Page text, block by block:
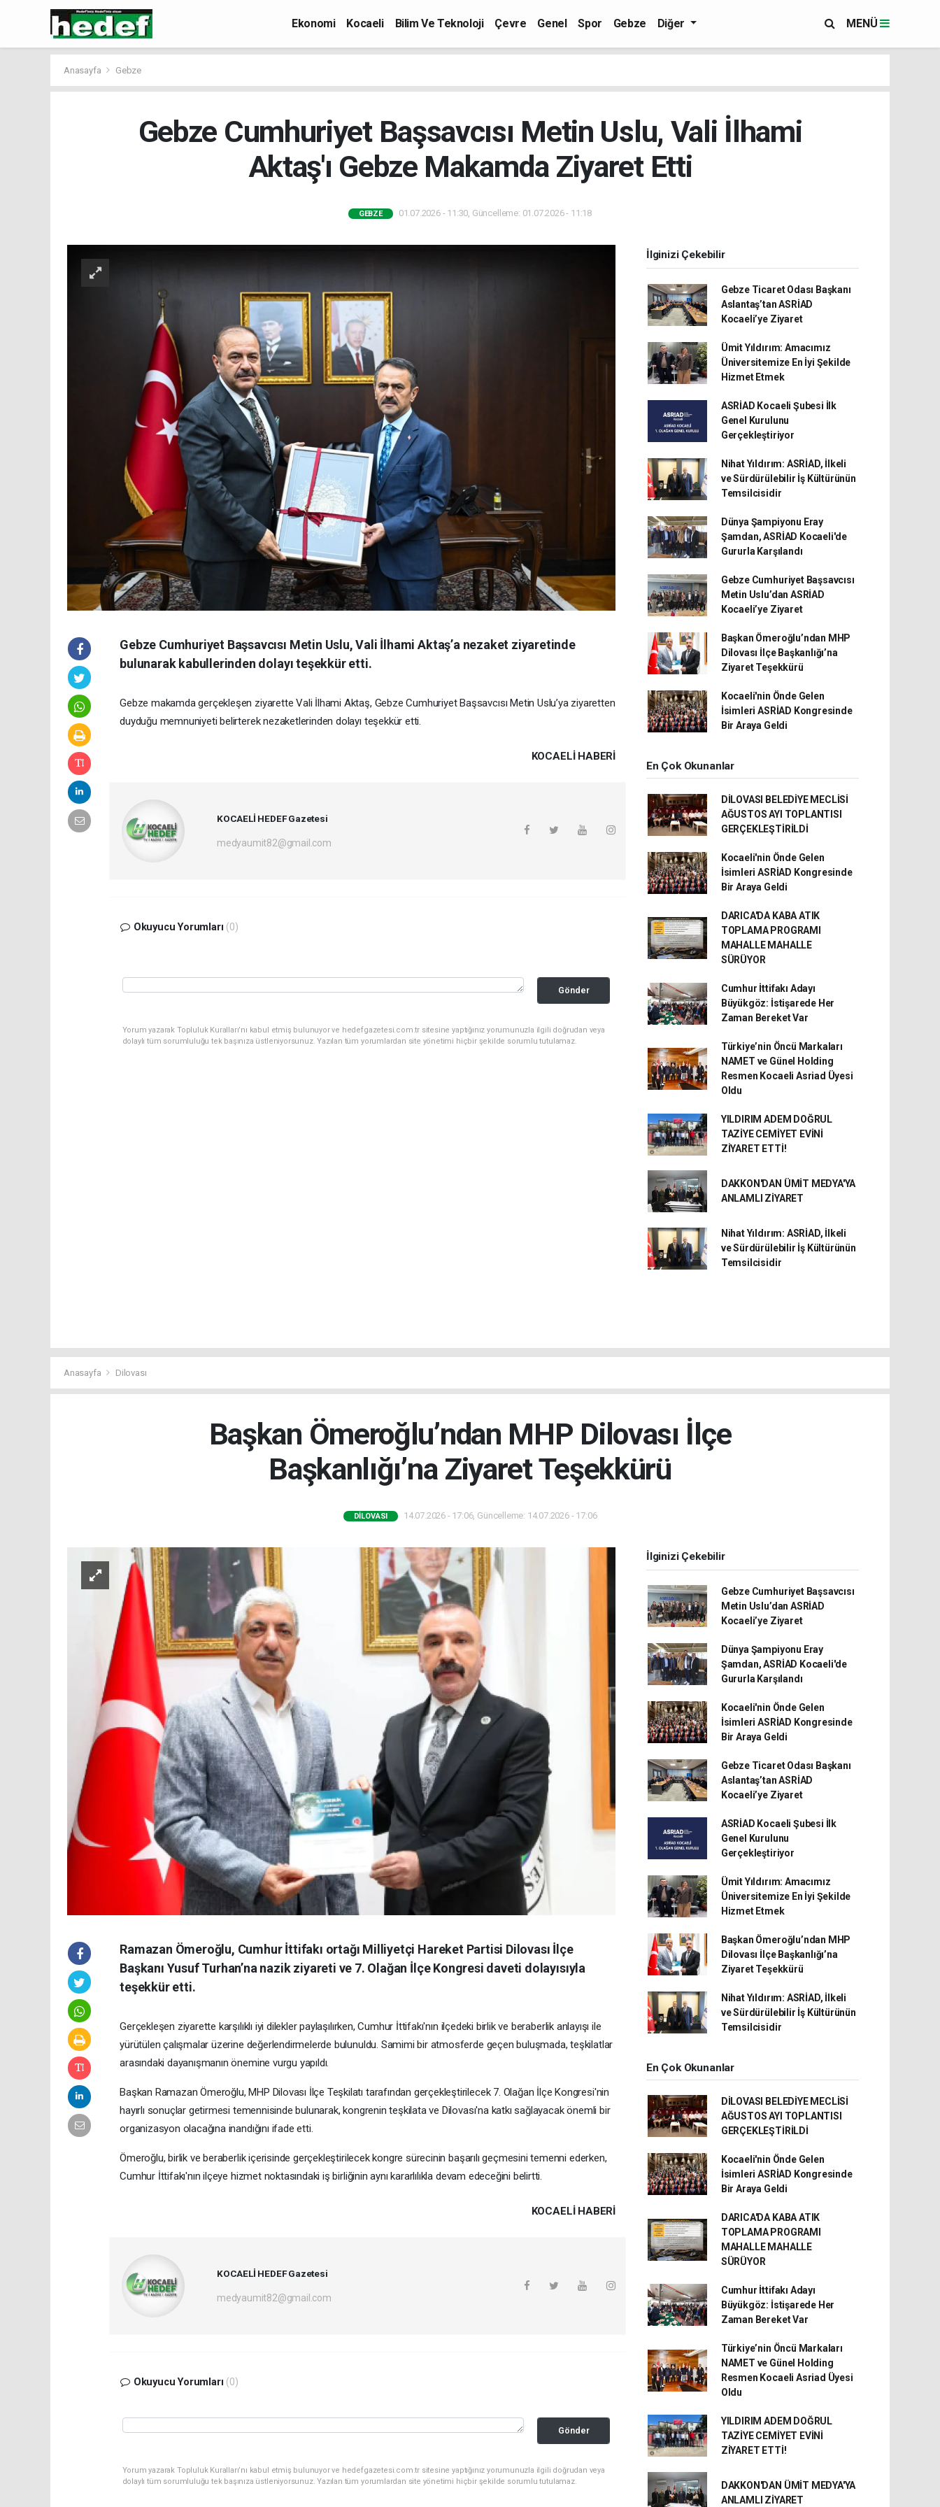
Ekonomi Kocaeli Bilim Ve Teknoloji Çevre Genel Spor Gebze Diğer MENÜ
Anasayfa Gebze
Gebze Cumhuriyet Başsavcısı Metin Uslu, Vali İlhami
Aktaş'ı Gebze Makamda Ziyaret Etti
GEBZE 01.07.2026 - 11:30, Güncelleme: 01.07.2026 - 11:18
Gebze Cumhuriyet Başsavcısı Metin Uslu, Vali İlhami Aktaş’a nezaket ziyaretinde
bulunarak kabullerinden dolayı teşekkür etti.
Gebze makamda gerçekleşen ziyarette Vali İlhami Aktaş, Gebze Cumhuriyet Başsavcısı Metin Uslu’ya ziyaretten
duyduğu memnuniyeti belirterek nezaketlerinden dolayı teşekkür etti.
KOCAELI HABERİ
KOCAELİ HEDEF Gazetesi
medyaumit82@gmail.com
Okuyucu Yorumları (0)
Gönder
Yorum yazarak Topluluk Kuralları’nı kabul etmiş bulunuyor ve hedefgazetesi.com.tr sitesine yaptığınız yorumunuzla ilgili doğrudan veya
dolaylı tüm sorumluluğu tek başınıza üstleniyorsunuz. Yazılan tüm yorumlardan site yönetimi hiçbir şekilde sorumlu tutulamaz.
İlginizi Çekebilir
Gebze Ticaret Odası Başkanı
Aslantaş’tan ASRİAD
Kocaeli’ye Ziyaret
Ümit Yıldırım: Amacımız
Üniversitemize En İyi Şekilde
Hizmet Etmek
ASRİAD Kocaeli Şubesi İlk
Genel Kurulunu
Gerçekleştiriyor
Nihat Yıldırım: ASRİAD, İlkeli
ve Sürdürülebilir İş Kültürünün
Temsilcisidir
Dünya Şampiyonu Eray
Şamdan, ASRİAD Kocaeli'de
Gururla Karşılandı
Gebze Cumhuriyet Başsavcısı
Metin Uslu’dan ASRİAD
Kocaeli’ye Ziyaret
Başkan Ömeroğlu’ndan MHP
Dilovası İlçe Başkanlığı’na
Ziyaret Teşekkürü
Kocaeli'nin Önde Gelen
İsimleri ASRİAD Kongresinde
Bir Araya Geldi
En Çok Okunanlar
DİLOVASI BELEDİYE MECLİSİ
AĞUSTOS AYI TOPLANTISI
GERÇEKLEŞTİRİLDİ
Kocaeli'nin Önde Gelen
İsimleri ASRİAD Kongresinde
Bir Araya Geldi
DARICA'DA KABA ATIK
TOPLAMA PROGRAMI
MAHALLE MAHALLE
SÜRÜYOR
Cumhur İttifakı Adayı
Büyükgöz: İstişarede Her
Zaman Bereket Var
Türkiye’nin Öncü Markaları
NAMET ve Günel Holding
Resmen Kocaeli Asriad Üyesi
Oldu
YILDIRIM ADEM DOĞRUL
TAZİYE CEMİYET EVİNİ
ZİYARET ETTİ!
DAKKON'DAN ÜMİT MEDYA'YA
ANLAMLI ZİYARET
Nihat Yıldırım: ASRİAD, İlkeli
ve Sürdürülebilir İş Kültürünün
Temsilcisidir
Anasayfa Dilovası
Başkan Ömeroğlu’ndan MHP Dilovası İlçe
Başkanlığı’na Ziyaret Teşekkürü
DILOVASI 14.07.2026 - 17:06, Güncelleme: 14.07.2026 - 17:06
Ramazan Ömeroğlu, Cumhur İttifakı ortağı Milliyetçi Hareket Partisi Dilovası İlçe
Başkanı Yusuf Turhan’na nazik ziyareti ve 7. Olağan İlçe Kongresi daveti dolayısıyla
teşekkür etti.
Gerçekleşen ziyarette karşılıklı iyi dilekler paylaşılırken, Cumhur İttifakı'nın ilçedeki birlik ve beraberlik anlayışı ile
yürütülen çalışmalar üzerine değerlendirmelerde bulunuldu. Samimi bir atmosferde geçen buluşmada, teşkilatlar
arasındaki dayanışmanın önemine vurgu yapıldı.
Başkan Ramazan Ömeroğlu, MHP Dilovası İlçe Teşkilatı tarafından gerçekleştirilecek 7. Olağan İlçe Kongresi'nin
hayırlı sonuçlar getirmesi temennisinde bulunarak, kongrenin teşkilata ve Dilovası'na katkı sağlayacak önemli bir
organizasyon olacağına inandığını ifade etti.
Ömeroğlu, birlik ve beraberlik içerisinde gerçekleştirilecek kongre sürecinin başarılı geçmesini temenni ederken,
Cumhur İttifakı'nın ilçeye hizmet noktasındaki iş birliğinin aynı kararlılıkla devam edeceğini belirtti.
KOCAELI HABERİ
KOCAELİ HEDEF Gazetesi
medyaumit82@gmail.com
Okuyucu Yorumları (0)
Gönder
Yorum yazarak Topluluk Kuralları’nı kabul etmiş bulunuyor ve hedefgazetesi.com.tr sitesine yaptığınız yorumunuzla ilgili doğrudan veya
dolaylı tüm sorumluluğu tek başınıza üstleniyorsunuz. Yazılan tüm yorumlardan site yönetimi hiçbir şekilde sorumlu tutulamaz.
İlginizi Çekebilir
Gebze Cumhuriyet Başsavcısı
Metin Uslu’dan ASRİAD
Kocaeli’ye Ziyaret
Dünya Şampiyonu Eray
Şamdan, ASRİAD Kocaeli'de
Gururla Karşılandı
Kocaeli'nin Önde Gelen
İsimleri ASRİAD Kongresinde
Bir Araya Geldi
Gebze Ticaret Odası Başkanı
Aslantaş’tan ASRİAD
Kocaeli’ye Ziyaret
ASRİAD Kocaeli Şubesi İlk
Genel Kurulunu
Gerçekleştiriyor
Ümit Yıldırım: Amacımız
Üniversitemize En İyi Şekilde
Hizmet Etmek
Başkan Ömeroğlu’ndan MHP
Dilovası İlçe Başkanlığı’na
Ziyaret Teşekkürü
Nihat Yıldırım: ASRİAD, İlkeli
ve Sürdürülebilir İş Kültürünün
Temsilcisidir
En Çok Okunanlar
DİLOVASI BELEDİYE MECLİSİ
AĞUSTOS AYI TOPLANTISI
GERÇEKLEŞTİRİLDİ
Kocaeli'nin Önde Gelen
İsimleri ASRİAD Kongresinde
Bir Araya Geldi
DARICA'DA KABA ATIK
TOPLAMA PROGRAMI
MAHALLE MAHALLE
SÜRÜYOR
Cumhur İttifakı Adayı
Büyükgöz: İstişarede Her
Zaman Bereket Var
Türkiye’nin Öncü Markaları
NAMET ve Günel Holding
Resmen Kocaeli Asriad Üyesi
Oldu
YILDIRIM ADEM DOĞRUL
TAZİYE CEMİYET EVİNİ
ZİYARET ETTİ!
DAKKON'DAN ÜMİT MEDYA'YA
ANLAMLI ZİYARET